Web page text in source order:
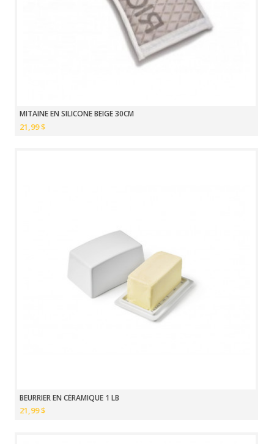
MITAINE EN SILICONE BEIGE 30CM
21,99 $
BEURRIER EN CÉRAMIQUE 1 LB
21,99 $